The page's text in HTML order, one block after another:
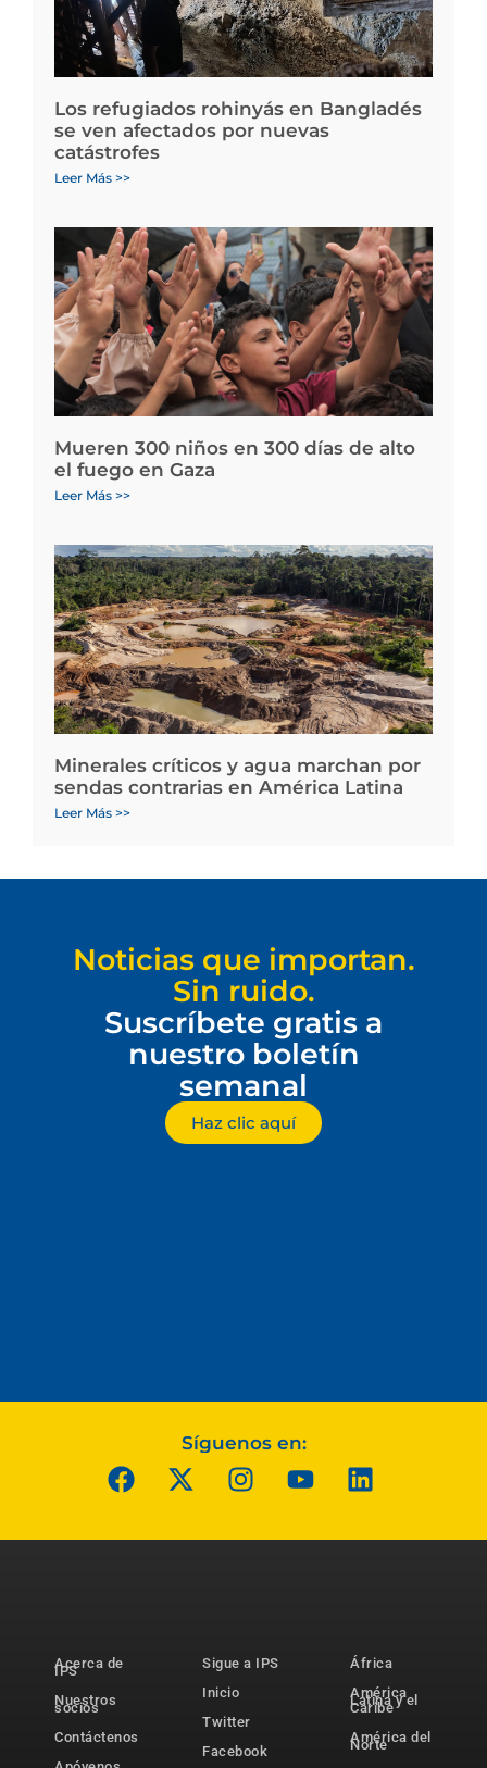
Los refugiados rohinyás en Bangladés
se ven afectados por nuevas
catástrofes
Leer Más >>
Mueren 300 niños en 300 días de alto
el fuego en Gaza
Leer Más >>
Minerales críticos y agua marchan por
sendas contrarias en América Latina
Leer Más >>
Noticias que importan.
Sin ruido.
Suscríbete gratis a
nuestro boletín
semanal
Haz clic aquí
Síguenos en:
Acerca de
IPS
Nuestros
socios
Contáctenos
Sigue a IPS
Inicio
Twitter
Facebook
África
América
Latina y el
Caribe
América del
Norte